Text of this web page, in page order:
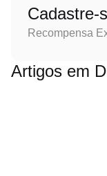
Cadastre-
Recompensa
Artigos em